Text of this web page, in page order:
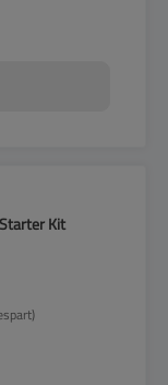
Kit